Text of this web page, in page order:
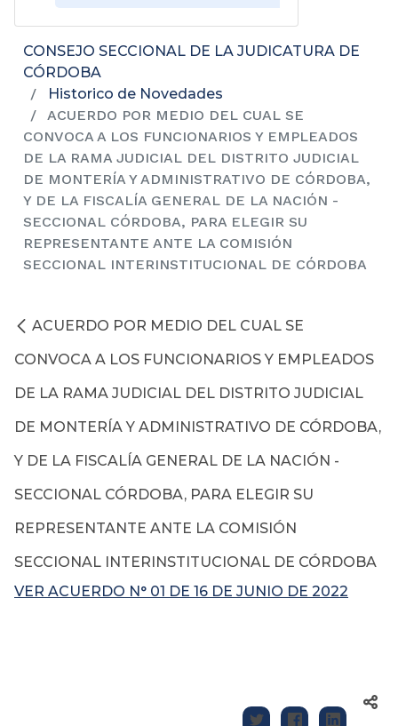
CONSEJO SECCIONAL DE LA JUDICATURA DE
CÓRDOBA
Historico de Novedades
ACUERDO POR MEDIO DEL CUAL SE
CONVOCA A LOS FUNCIONARIOS Y EMPLEADOS
DE LA RAMA JUDICIAL DEL DISTRITO JUDICIAL
DE MONTERÍA Y ADMINISTRATIVO DE CÓRDOBA,
Y DE LA FISCALÍA GENERAL DE LA NACIÓN -
SECCIONAL CÓRDOBA, PARA ELEGIR SU
REPRESENTANTE ANTE LA COMISIÓN
SECCIONAL INTERINSTITUCIONAL DE CÓRDOBA
ACUERDO POR MEDIO DEL CUAL SE
CONVOCA A LOS FUNCIONARIOS Y EMPLEADOS
DE LA RAMA JUDICIAL DEL DISTRITO JUDICIAL
DE MONTERÍA Y ADMINISTRATIVO DE CÓRDOBA,
Y DE LA FISCALÍA GENERAL DE LA NACIÓN -
SECCIONAL CÓRDOBA, PARA ELEGIR SU
REPRESENTANTE ANTE LA COMISIÓN
SECCIONAL INTERINSTITUCIONAL DE CÓRDOBA
VER ACUERDO N° 01 DE 16 DE JUNIO DE 2022